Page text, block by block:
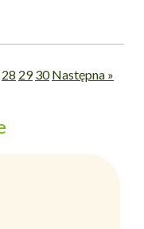
28 29 30 Następna »